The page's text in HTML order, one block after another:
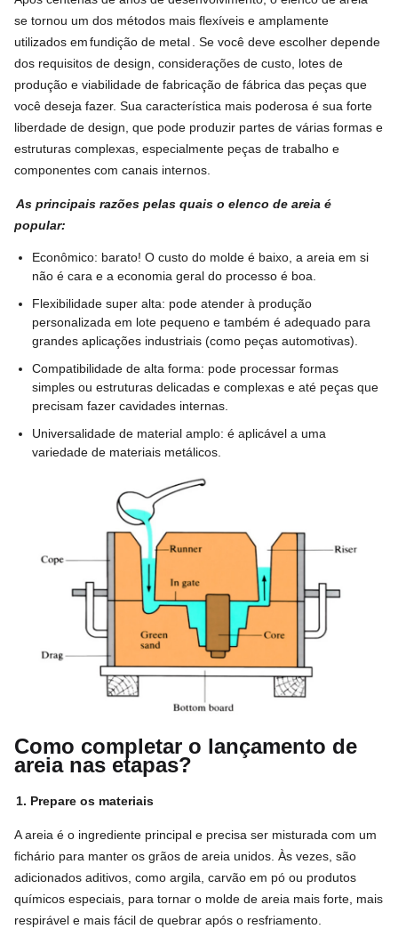
se tornou um dos métodos mais flexíveis e amplamente
utilizados emfundição de metal
. Se você deve escolher depende
dos requisitos de design, considerações de custo, lotes de
produção e viabilidade de fabricação de fábrica das peças que
você deseja fazer. Sua característica mais poderosa é sua forte
liberdade de design, que pode produzir partes de várias formas e
estruturas complexas, especialmente peças de trabalho e
componentes com canais internos.
As principais razões pelas quais o elenco de areia é
popular:
Econômico: barato! O custo do molde é baixo, a areia em si
não é cara e a economia geral do processo é boa.
Flexibilidade super alta: pode atender à produção
personalizada em lote pequeno e também é adequado para
grandes aplicações industriais (como peças automotivas).
Compatibilidade de alta forma: pode processar formas
simples ou estruturas delicadas e complexas e até peças que
precisam fazer cavidades internas.
Universalidade de material amplo: é aplicável a uma
variedade de materiais metálicos.
Como completar o lançamento de
areia nas etapas?
1. Prepare os materiais
A areia é o ingrediente principal e precisa ser misturada com um
fichário para manter os grãos de areia unidos. Às vezes, são
adicionados aditivos, como argila, carvão em pó ou produtos
químicos especiais, para tornar o molde de areia mais forte, mais
respirável e mais fácil de quebrar após o resfriamento.